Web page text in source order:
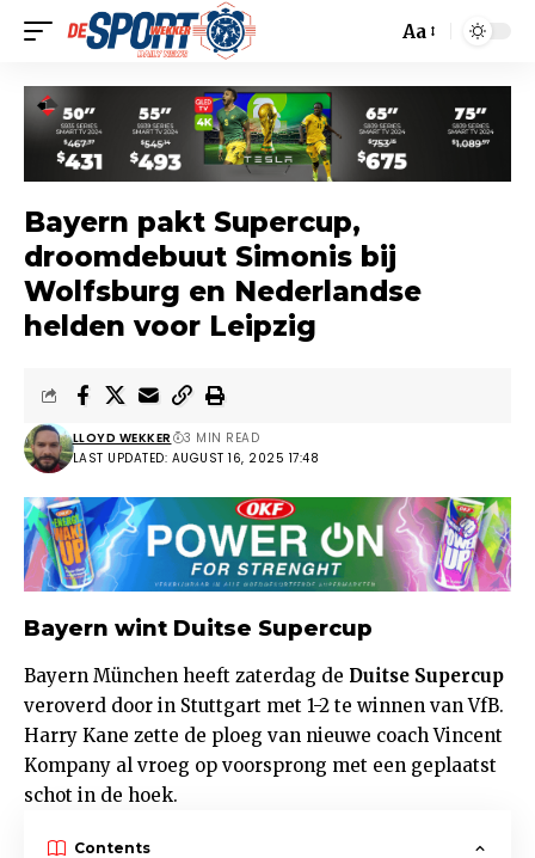
Aa
Bayern pakt Supercup,
droomdebuut Simonis bij
Wolfsburg en Nederlandse
helden voor Leipzig
LAST UPDATED: AUGUST 16, 2025 17:48
LLOYD WEKKER 3 MIN READ
Bayern wint Duitse Supercup
Bayern München heeft zaterdag de Duitse Supercup
veroverd door in Stuttgart met 1-2 te winnen van VfB.
Harry Kane zette de ploeg van nieuwe coach Vincent
Kompany al vroeg op voorsprong met een geplaatst
schot in de hoek.
Contents